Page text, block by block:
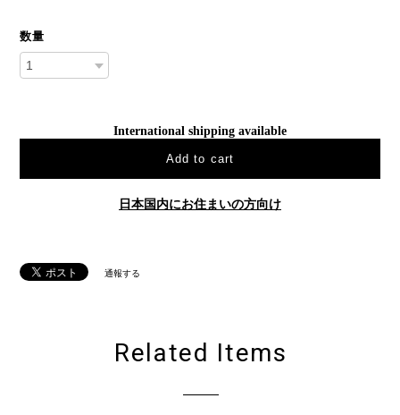
数量
International shipping available
Add to cart
日本国内にお住まいの方向け
通報する
Related Items